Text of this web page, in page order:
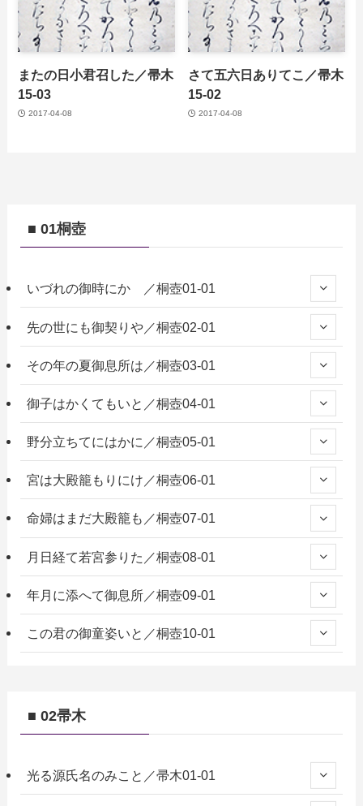
またの日小君召した／帚木
15-03
2017-04-08
さて五六日ありてこ／帚木
15-02
2017-04-08
■ 01桐壺
いづれの御時にか ／桐壺01-01
先の世にも御契りや／桐壺02-01
その年の夏御息所は／桐壺03-01
御子はかくてもいと／桐壺04-01
野分立ちてにはかに／桐壺05-01
宮は大殿籠もりにけ／桐壺06-01
命婦はまだ大殿籠も／桐壺07-01
月日経て若宮参りた／桐壺08-01
年月に添へて御息所／桐壺09-01
この君の御童姿いと／桐壺10-01
■ 02帚木
光る源氏名のみこと／帚木01-01